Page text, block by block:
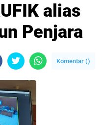
alias
Penjara
Komentar ()